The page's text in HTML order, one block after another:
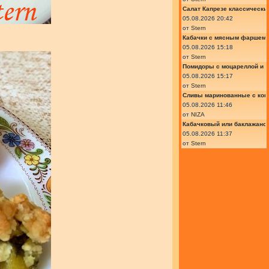
Салат Капрезе
05.08.2026 20:42
от Stern
Кабачки с мясным фаршем
05.08.2026 15:18
от Stern
Помидоры с моцареллой и
05.08.2026 15:17
от Stern
Сливы маринованные с
05.08.2026 11:46
от NIZA
Кабачковый или
05.08.2026 11:37
от Stern